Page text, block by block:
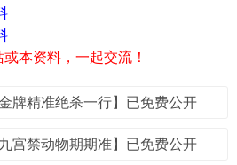
本资料，一起交流！
牌精准绝杀一行】已免费公开
宫禁动物期期准】已免费公开